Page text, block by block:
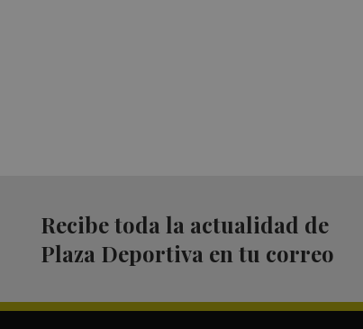
Recibe toda la actualidad de
Plaza Deportiva en tu correo